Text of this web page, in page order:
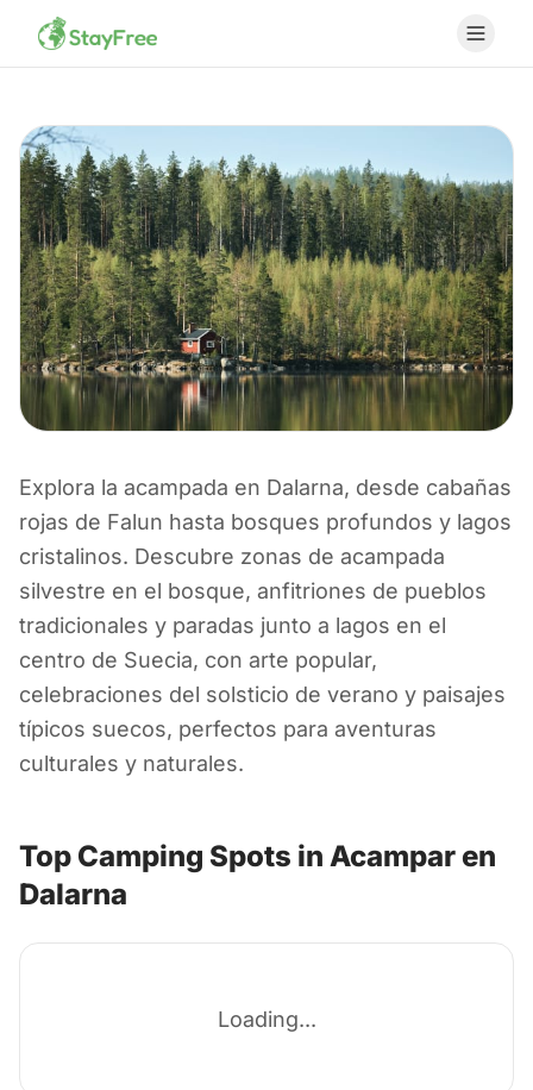
ACAMPAR EN SUECIA
Acampar en
Dalarna
Suecia
Explora la acampada en Dalarna, desde cabañas
rojas de Falun hasta bosques profundos y lagos
cristalinos. Descubre zonas de acampada
silvestre en el bosque, anfitriones de pueblos
tradicionales y paradas junto a lagos en el
centro de Suecia, con arte popular,
celebraciones del solsticio de verano y paisajes
típicos suecos, perfectos para aventuras
culturales y naturales.
Top Camping Spots in Acampar en
Dalarna
Loading...